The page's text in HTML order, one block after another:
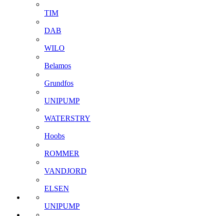
TIM
DAB
WILO
Belamos
Grundfos
UNIPUMP
WATERSTRY
Hoobs
ROMMER
VANDJORD
ELSEN
UNIPUMP